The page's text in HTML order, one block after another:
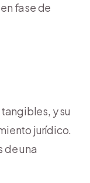
fase de
y su
jurídico.
de una